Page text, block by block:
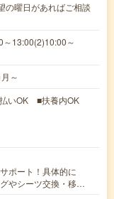
の曜日があればご相談
～13:00(2)10:00～
～
いOK ■扶養内OK
ポート！具体的に
やシーツ交換・移…